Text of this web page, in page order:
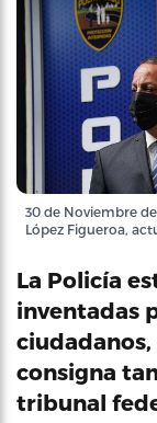
30 de Noviembre
López Figueroa,
La Policía
inventadas
ciudadanos,
consigna
tribunal